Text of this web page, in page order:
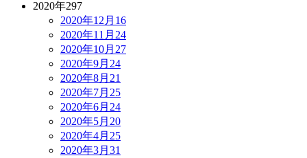
2020年297
2020年12月 16
2020年11月 24
2020年10月 27
2020年9月 24
2020年8月 21
2020年7月 25
2020年6月 24
2020年5月 20
2020年4月 25
2020年3月 31